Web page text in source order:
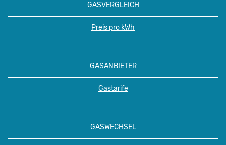
GASVERGLEICH
Preis pro kWh
GASANBIETER
Gastarife
GASWECHSEL